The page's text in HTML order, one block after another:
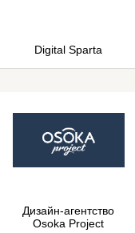
Digital Sparta
Дизайн-агентство
Osoka Project